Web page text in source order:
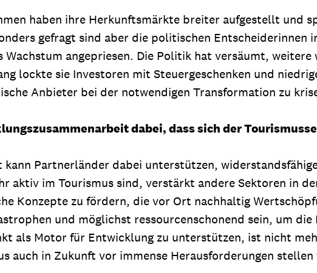
haben ihre Herkunftsmärkte breiter aufgestellt und
gefragt sind aber die politischen Entscheiderinnen
angepriesen. Die Politik hat versäumt,
lockte sie Investoren mit Steuergeschenken und
Anbieter bei der notwendigen Transformation zu
dabei, dass sich der
Partnerländer dabei unterstützen,
aktiv im Tourismus sind, verstärkt andere Sektoren in
Konzepte zu fördern, die vor Ort nachhaltig
und möglichst ressourcenschonend sein, um
als Motor für Entwicklung zu unterstützen, ist nicht
auch in Zukunft vor immense Herausforderungen